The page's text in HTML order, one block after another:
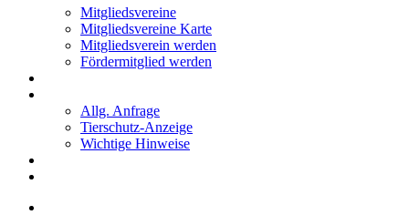
Mitgliedsvereine
Mitgliedsvereine Karte
Mitgliedsverein werden
Fördermitglied werden
Allg. Anfrage
Tierschutz-Anzeige
Wichtige Hinweise